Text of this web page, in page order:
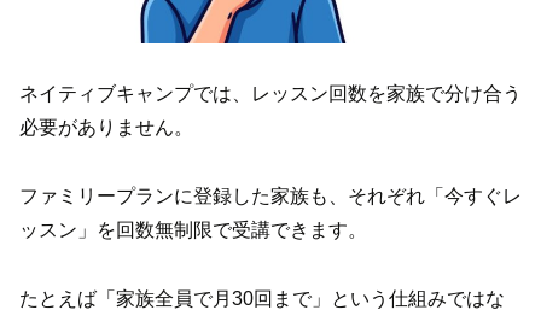
ネイティブキャンプでは、レッスン回数を家族で分け合う
必要がありません。
ファミリープランに登録した家族も、それぞれ「今すぐレ
ッスン」を回数無制限で受講できます。
たとえば「家族全員で月30回まで」という仕組みではな